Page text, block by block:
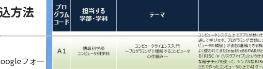
方法
フォー